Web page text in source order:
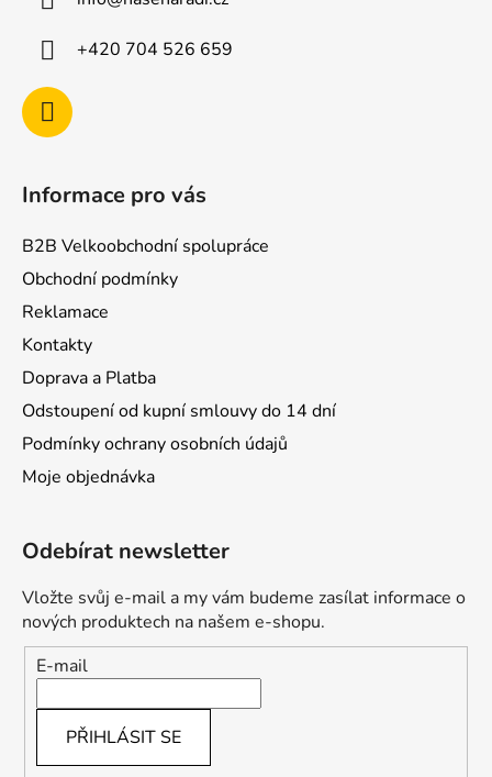
+420 704 526 659
Informace pro vás
B2B Velkoobchodní spolupráce
Obchodní podmínky
Reklamace
Kontakty
Doprava a Platba
Odstoupení od kupní smlouvy do 14 dní
Podmínky ochrany osobních údajů
Moje objednávka
Odebírat newsletter
Vložte svůj e-mail a my vám budeme zasílat informace o
nových produktech na našem e-shopu.
E-mail
PŘIHLÁSIT SE